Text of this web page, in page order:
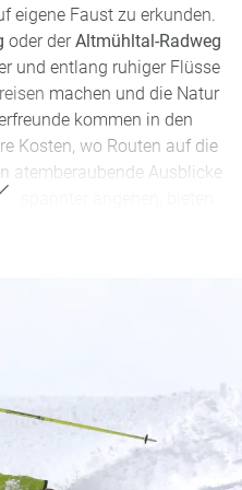
eigene Faust zu erkunden.
oder der Altmühltal-Radweg
und entlang ruhiger Flüsse
machen und die Natur
kommen in den
Kosten, wo Routen auf die
atemberaubende Ausblicke
angehen, bieten
luftiger Höhe verbringen,
wie am Tegernsee
in der Almbachklamm
für Abenteurer, die
mögen.